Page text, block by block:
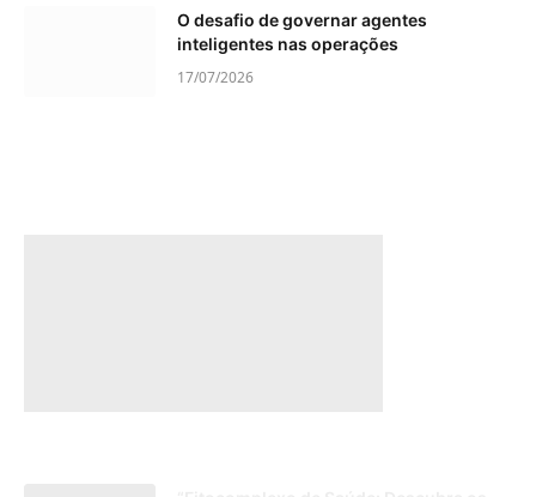
O desafio de governar agentes
inteligentes nas operações
17/07/2026